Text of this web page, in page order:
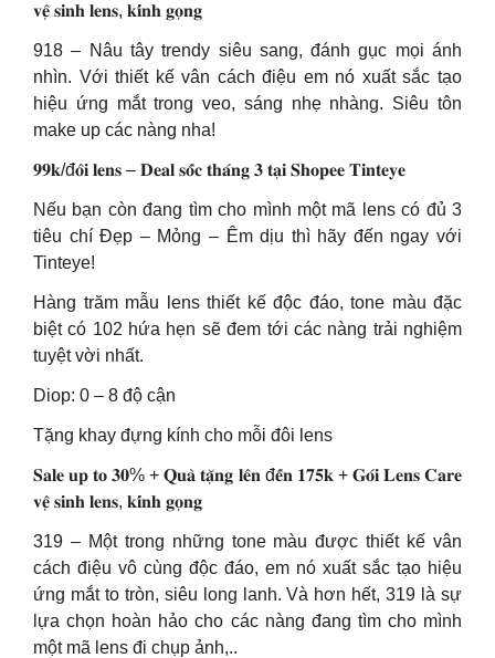
𝐯𝐞̣̂ 𝐬𝐢𝐧𝐡 𝐥𝐞𝐧𝐬, 𝐤𝐢́𝐧𝐡 𝐠𝐨̣𝐧𝐠
918 – Nâu tây trendy siêu sang, đánh gục mọi ánh
nhìn. Với thiết kế vân cách điệu em nó xuất sắc tạo
hiệu ứng mắt trong veo, sáng nhẹ nhàng. Siêu tôn
make up các nàng nha!
𝟗𝟗𝐤/đ𝐨̂𝐢 𝐥𝐞𝐧𝐬 – 𝐃𝐞𝐚𝐥 𝐬𝐨̂́𝐜 𝐭𝐡𝐚́𝐧𝐠 𝟑 𝐭𝐚̣𝐢 𝐒𝐡𝐨𝐩𝐞𝐞 𝐓𝐢𝐧𝐭𝐞𝐲𝐞
Nếu bạn còn đang tìm cho mình một mã lens có đủ 3
tiêu chí Đẹp – Mỏng – Êm dịu thì hãy đến ngay với
Tinteye!
Hàng trăm mẫu lens thiết kế độc đáo, tone màu đặc
biệt có 102 hứa hẹn sẽ đem tới các nàng trải nghiệm
tuyệt vời nhất.
Diop: 0 – 8 độ cận
Tặng khay đựng kính cho mỗi đôi lens
𝐒𝐚𝐥𝐞 𝐮𝐩 𝐭𝐨 𝟑𝟎% + 𝐐𝐮𝐚̀ 𝐭𝐚̣̆𝐧𝐠 𝐥𝐞̂𝐧 đ𝐞̂́𝐧 𝟏𝟕𝟓𝐤 + 𝐆𝐨́𝐢 𝐋𝐞𝐧𝐬 𝐂𝐚𝐫𝐞
𝐯𝐞̣̂ 𝐬𝐢𝐧𝐡 𝐥𝐞𝐧𝐬, 𝐤𝐢́𝐧𝐡 𝐠𝐨̣𝐧𝐠
319 – Một trong những tone màu được thiết kế vân
cách điệu vô cùng độc đáo, em nó xuất sắc tạo hiệu
ứng mắt to tròn, siêu long lanh. Và hơn hết, 319 là sự
lựa chọn hoàn hảo cho các nàng đang tìm cho mình
một mã lens đi chụp ảnh,..